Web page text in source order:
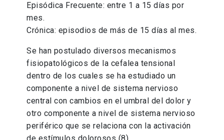
Episódica Frecuente: entre 1 a 15 días por
mes.
Crónica: episodios de más de 15 días al mes.
Se han postulado diversos mecanismos
fisiopatológicos de la cefalea tensional
dentro de los cuales se ha estudiado un
componente a nivel de sistema nervioso
central con cambios en el umbral del dolor y
otro componente a nivel de sistema nervioso
periférico que se relaciona con la activación